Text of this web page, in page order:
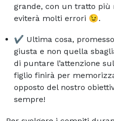
grande, con un tratto più
eviterà molti errori 😉.
✔️ Ultima cosa,
giusta e non quella
di puntare l’attenzione
figlio finirà per
opposto del nostro
sempre!